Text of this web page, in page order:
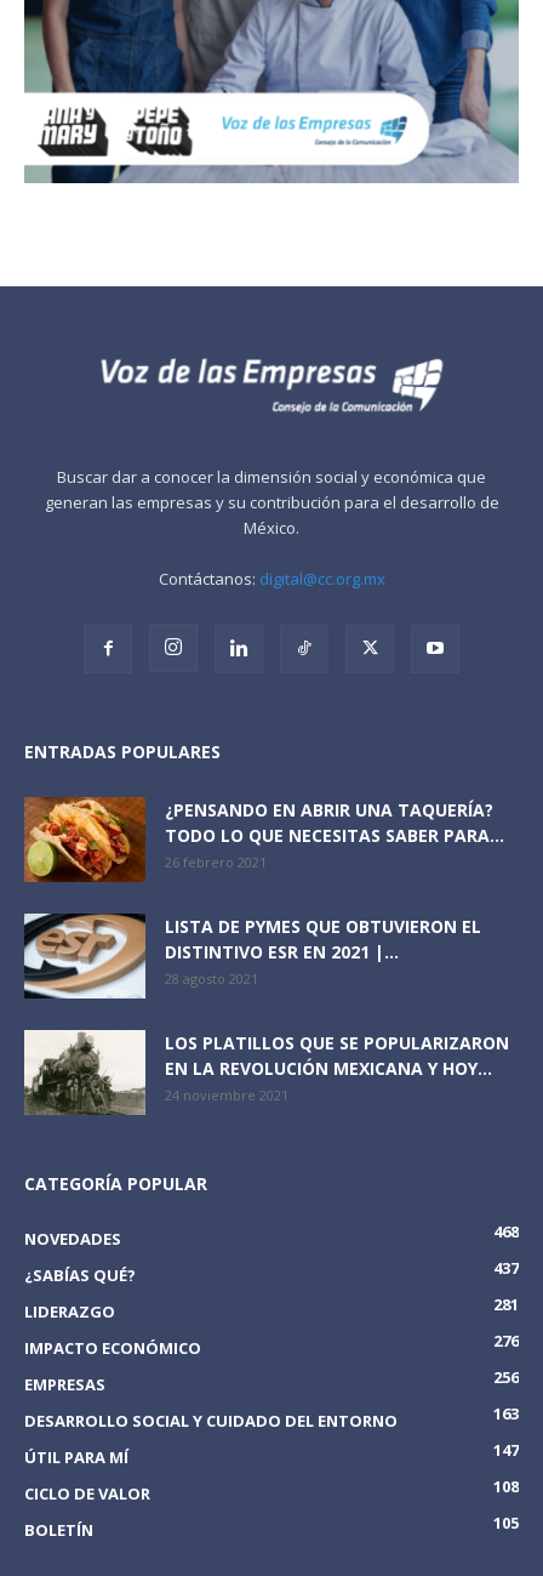
Buscar dar a conocer la dimensión social y económica que
generan las empresas y su contribución para el desarrollo de
México.
Contáctanos: digital@cc.org.mx
ENTRADAS POPULARES
¿PENSANDO EN ABRIR UNA TAQUERÍA?
TODO LO QUE NECESITAS SABER PARA...
26 febrero 2021
LISTA DE PYMES QUE OBTUVIERON EL
DISTINTIVO ESR EN 2021 |...
28 agosto 2021
LOS PLATILLOS QUE SE POPULARIZARON
EN LA REVOLUCIÓN MEXICANA Y HOY...
24 noviembre 2021
CATEGORÍA POPULAR
NOVEDADES
468
¿SABÍAS QUÉ?
437
LIDERAZGO
281
IMPACTO ECONÓMICO
276
EMPRESAS
256
DESARROLLO SOCIAL Y CUIDADO DEL ENTORNO
163
ÚTIL PARA MÍ
147
CICLO DE VALOR
108
BOLETÍN
105